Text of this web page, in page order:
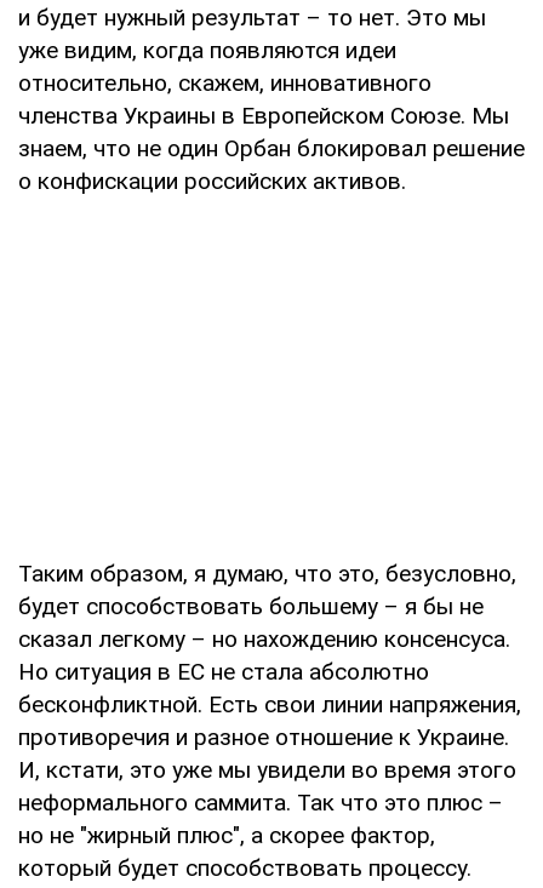
и будет нужный результат – то нет. Это мы
уже видим, когда появляются идеи
относительно, скажем, инновативного
членства Украины в Европейском Союзе. Мы
знаем, что не один Орбан блокировал решение
о конфискации российских активов.
Таким образом, я думаю, что это, безусловно,
будет способствовать большему – я бы не
сказал легкому – но нахождению консенсуса.
Но ситуация в ЕС не стала абсолютно
бесконфликтной. Есть свои линии напряжения,
противоречия и разное отношение к Украине.
И, кстати, это уже мы увидели во время этого
неформального саммита. Так что это плюс –
но не "жирный плюс", а скорее фактор,
который будет способствовать процессу.